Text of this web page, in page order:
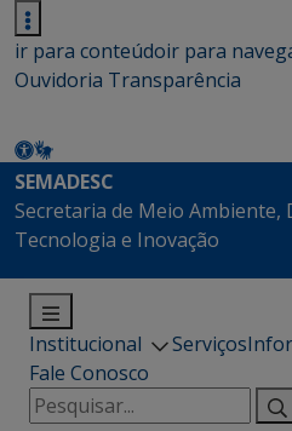
ir para conteúdoir para
Ouvidoria Transparência
SEMADESC
Secretaria de Meio Ambiente,
Tecnologia e Inovação
Institucional Serviços
Fale Conosco
Pesquisar